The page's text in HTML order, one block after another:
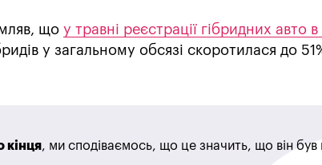
що у травні реєстрації гібридних авто в
у загальному обсязі скоротилася до
кінця, ми сподіваємось, що це значить, що він